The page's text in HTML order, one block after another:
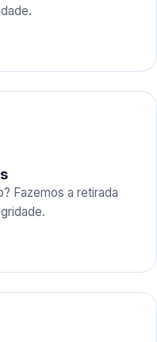
Fazemos a retirada